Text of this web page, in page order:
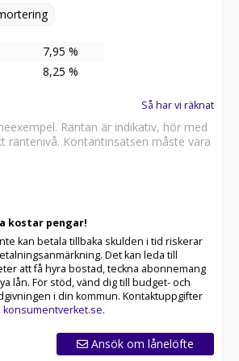
7,95 %
8,25 %
Så har vi räknat
Räntan är indikativ, hör med
räntenivå. Kontantinsatsen måste vara
kostar pengar!
kan betala tillbaka skulden i tid riskerar
Det kan leda till
att få hyra bostad, teckna abonnemang
lån. För stöd, vänd dig till budget- och
i din kommun. Kontaktuppgifter
konsumentverket.se.
Ansök om lånelöfte